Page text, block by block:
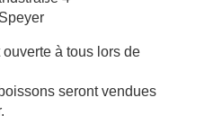
Speyer
à tous lors de
seront vendues